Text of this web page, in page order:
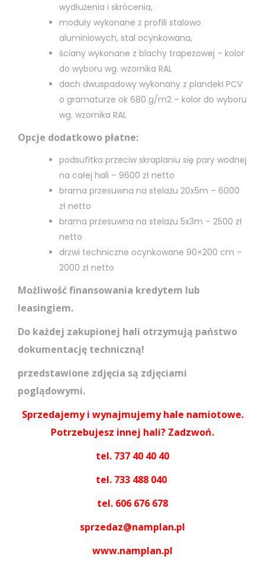
wydłużenia i skrócenia,
moduły wykonane z profili stalowo
aluminiowych, stal ocynkowana,
ściany wykonane z blachy trapezowej – kolor
do wyboru wg. wzornika RAL
dach dwuspadowy wykonany z plandeki PCV
o gramaturze ok 680 g/m2 – kolor do wyboru
wg. wzornika RAL
Opcje dodatkowo płatne:
podsufitka przeciw skraplaniu się pary wodnej
na całej hali – 9600 zł netto
brama przesuwna na stelażu 20x5m – 6000
zł netto
brama przesuwna na stelażu 5x3m – 2500 zł
netto
drzwi techniczne ocynkowane 90×200 cm –
2000 zł netto
Możliwość finansowania kredytem lub
leasingiem.
Do każdej zakupionej hali otrzymują państwo
dokumentację techniczną!
przedstawione zdjęcia są zdjęciami
poglądowymi.
Sprzedajemy i wynajmujemy hale namiotowe.
Potrzebujesz innej hali? Zadzwoń.
tel. 737 40 40 40
tel. 733 488 040
tel. 606 676 678
sprzedaz@namplan.pl
www.namplan.pl